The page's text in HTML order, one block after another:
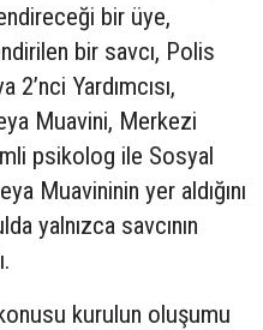
bir üye,
bir savcı, Polis
2’nci Yardımcısı,
Muavini, Merkezi
psikolog ile Sosyal
Muavininin yer aldığını
yalnızca savcının
kurulun oluşumu